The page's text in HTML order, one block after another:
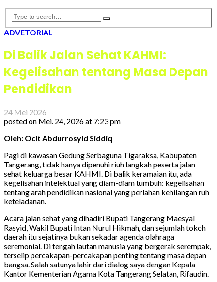
ADVETORIAL
Di Balik Jalan Sehat KAHMI:
Kegelisahan tentang Masa Depan
Pendidikan
24 Mei 2026
posted on Mei. 24, 2026 at 7:23 pm
Oleh: Ocit Abdurrosyid Siddiq
Pagi di kawasan Gedung Serbaguna Tigaraksa, Kabupaten
Tangerang, tidak hanya dipenuhi riuh langkah peserta jalan
sehat keluarga besar KAHMI. Di balik keramaian itu, ada
kegelisahan intelektual yang diam-diam tumbuh: kegelisahan
tentang arah pendidikan nasional yang perlahan kehilangan ruh
keteladanan.
Acara jalan sehat yang dihadiri Bupati Tangerang Maesyal
Rasyid, Wakil Bupati Intan Nurul Hikmah, dan sejumlah tokoh
daerah itu sejatinya bukan sekadar agenda olahraga
seremonial. Di tengah lautan manusia yang bergerak serempak,
terselip percakapan-percakapan penting tentang masa depan
bangsa. Salah satunya lahir dari dialog saya dengan Kepala
Kantor Kementerian Agama Kota Tangerang Selatan, Rifaudin.